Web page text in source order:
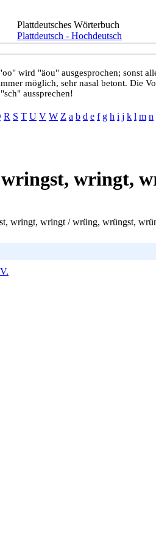
Plattdeutsches Wörterbuch
Plattdeutsch - Hochdeutsch
wird "äou" ausgesprochen; sonst
möglich, sehr nasal betont. Die
aussprechen!
R S T U V W Z a b d e f g h i j k l m n
wringt,
wringt, wringt / wrüng, wrüngst,